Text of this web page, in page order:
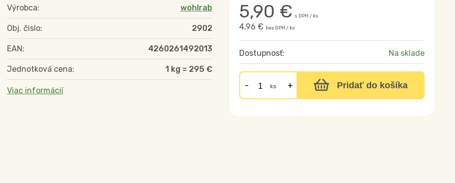
5,90 € s DPH / ks
4,96 € bez DPH / ks
Dostupnosť: Na sklade
ks Pridať do košíka
Výrobca: wohlrab
Obj. čislo: 2902
EAN: 4260261492013
Jednotková cena: 1 kg = 295 €
Viac informácií